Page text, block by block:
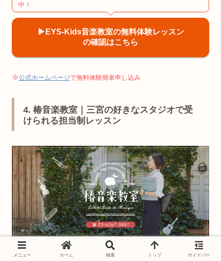
中！
▶︎EYS-Kids音楽教室の無料体験レッスン
の確認はこちら
※公式ホームページで無料体験簡単申し込み
4. 椿音楽教室｜三宮の好きなスタジオで受
けられる担当制レッスン
メニュー ホーム 検索 トップ サイドバー